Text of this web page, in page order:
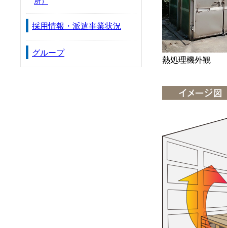
熱処理機外観
採用情報・派遣事業状況
グループ